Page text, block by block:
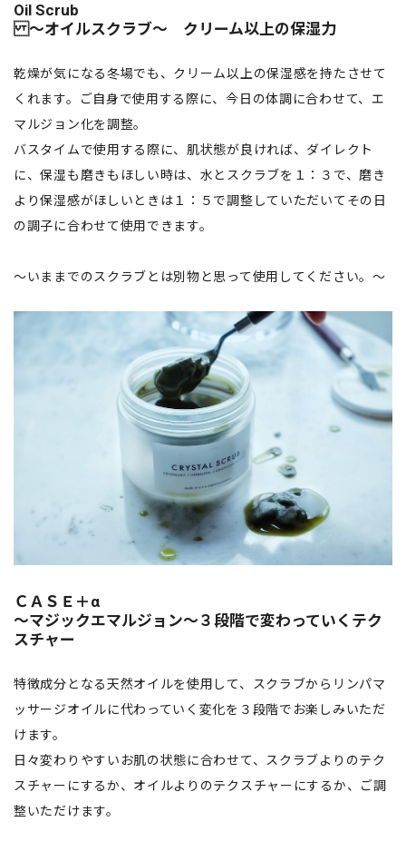
Oil Scrub
～オイルスクラブ～ クリーム以上の保湿力
乾燥が気になる冬場でも、クリーム以上の保湿感を持たさせて
くれます。ご自身で使用する際に、今日の体調に合わせて、エ
マルジョン化を調整。
バスタイムで使用する際に、肌状態が良ければ、ダイレクト
に、保湿も磨きもほしい時は、水とスクラブを１：３で、磨き
より保湿感がほしいときは１：５で調整していただいてその日
の調子に合わせて使用できます。
～いままでのスクラブとは別物と思って使用してください。～
ＣＡＳＥ＋α
～マジックエマルジョン～３段階で変わっていくテク
スチャー
特徴成分となる天然オイルを使用して、スクラブからリンパマ
ッサージオイルに代わっていく変化を３段階でお楽しみいただ
けます。
日々変わりやすいお肌の状態に合わせて、スクラブよりのテク
スチャーにするか、オイルよりのテクスチャーにするか、ご調
整いただけます。